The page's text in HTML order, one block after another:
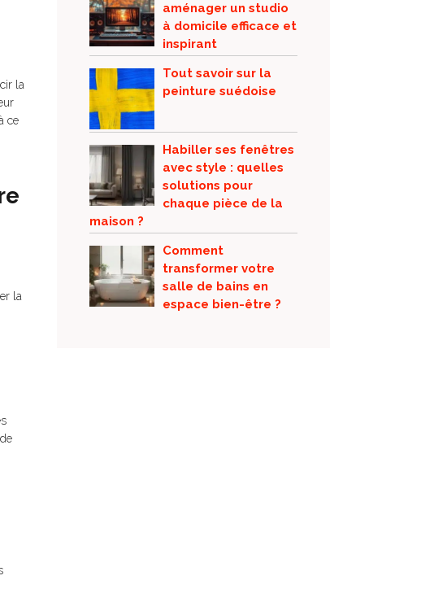
la
ce
la
aménager un studio
à domicile efficace et
inspirant
Tout savoir sur la
peinture suédoise
Habiller ses fenêtres
avec style : quelles
solutions pour
chaque pièce de la
maison ?
Comment
transformer votre
salle de bains en
espace bien-être ?